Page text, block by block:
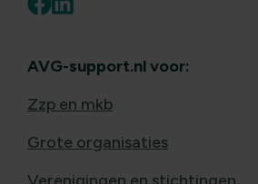
AVG-support.nl voor:
Zzp en mkb
Grote organisaties